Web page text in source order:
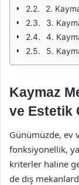
2.
3.
4.
5.
Kaymaz
ve Estetik
Günümüzde, ev
fonksiyonellik,
kriterler haline
de dış